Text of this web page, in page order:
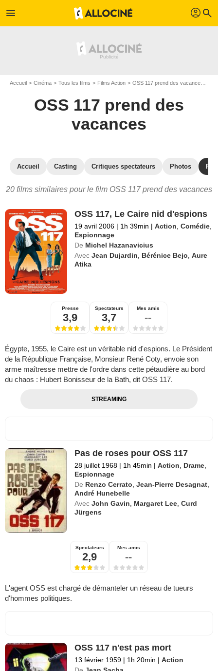
menu profil search
Accueil Cinéma Tous les films Films Action OSS 117 prend des vacances
OSS 117 prend des
vacances
Accueil Casting Critiques spectateurs Photos
20 films similaires pour le film OSS 117 prend des vacances
OSS 117, Le Caire nid d'espions
19 avril 2006 | 1h 39min | Action ,Comédie
Espionnage
De Michel Hazanavicius
Avec Jean Dujardin Bérénice Bejo ,Aure
Atika
Presse
3,9
Spectateurs
3,7
Mes amis
--
Égypte, 1955, le Caire est un véritable nid d'espions. Le Président
de la République Française, Monsieur René Coty, envoie son
arme maîtresse mettre de l'ordre dans cette pétaudière au bord
du chaos : Hubert Bonisseur de la Bath, dit OSS 117.
STREAMING
Pas de roses pour OSS 117
28 juillet 1968 | 1h 45min | Action Drame
Espionnage
De Renzo Cerrato ,Jean-Pierre Desagnat
André Hunebelle
Avec John Gavin Margaret Lee ,Curd
Jürgens
Spectateurs
2,9
Mes amis
--
L'agent OSS est chargé de démanteler un réseau de tueurs
d'hommes politiques.
OSS 117 n'est pas mort
13 février 1959 | 1h 20min | Action